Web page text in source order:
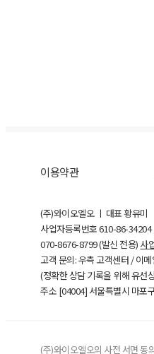
이용약관
(주)와이오엘오 ㅣ 대표 황유미
사업자등록번호610-86-34204
070-8676-8799 (발신 전용) 사
고객 문의: 우측 고객센터 / 이
(정확한 상담 기록을 위해 유선
주소 [04004] 서울특별시 마포
(주)와이오엘오의 사전 서면 동